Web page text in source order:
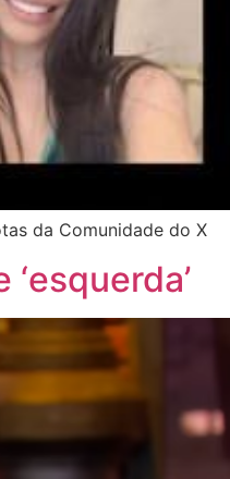
da Comunidade do X